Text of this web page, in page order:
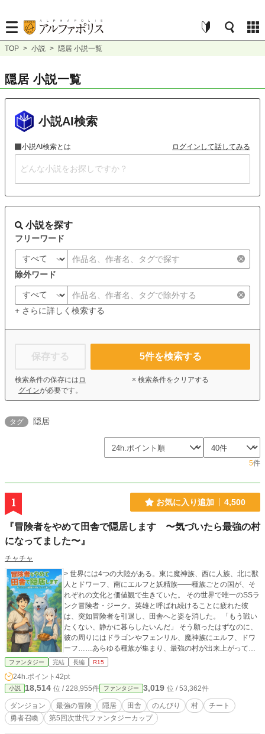
TOP > 小説 > 隠居 小説一覧
隠居 小説一覧
小説AI検索
小説AI検索とは ログインして話してみる
小説を探す
フリーワード
除外ワード
+ さらに詳しく検索する
保存する
検索条件の保存には ロ
グインが必要です。
5件を検索する
× 検索条件をクリアする
タグ 隠居
5件
1 お気に入り追加 4,500
『冒険者をやめて田舎で隠居します 〜気づいたら最強の村
になってました〜』
チャチャ
> 世界には4つの大陸がある。東に魔神族、西に人族、北に獣
人とドワーフ、南にエルフと妖精族——種族ごとの国が、そ
れぞれの文化と価値観で生きていた。 その世界で唯一のSSラ
ンク冒険者・ジーク。英雄と呼ばれ続けることに疲れた彼
は、突如冒険者を引退し、田舎へと姿を消した。 「もう戦い
たくない、静かに暮らしたいんだ」 そう願ったはずなのに、
彼の周りにはドラゴンやフェンリル、魔神族にエルフ、ドワ
ーフ……あらゆる種族が集まり、最強の村が出来上がってい
く！？ のんびりしたいだけの元英雄の周囲が、どんどんカオ
ファンタジー 完結 長編 R15
24h.ポイント 42pt
小説 18,514 位 / 228,955件 ファンタジー 3,019 位 / 53,362件
ダンジョン 最強の冒険 隠居 田舎 のんびり 村
チート
勇者召喚
第5回次世代ファンタジーカップ